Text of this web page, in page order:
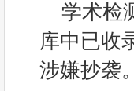
学术检
库中已收
涉嫌抄袭